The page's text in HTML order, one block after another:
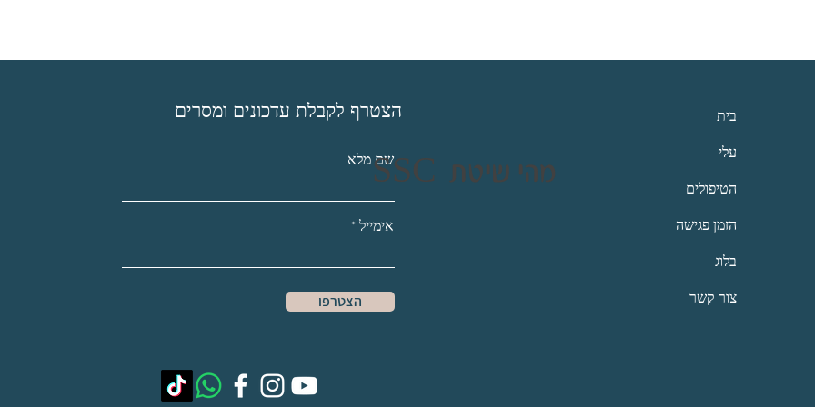
הצטרף לקבלת עדכונים ומסרים
שם מלא
אימייל
הצטרפו
בית
עלי
הטיפולים
הזמן פגישה
בלוג
צור קשר